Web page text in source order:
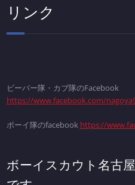
リンク
ビーバー隊・カブ隊のFacebook
https://www.facebook.com/
ボーイ隊のfacebook https://
ボーイスカウト名古